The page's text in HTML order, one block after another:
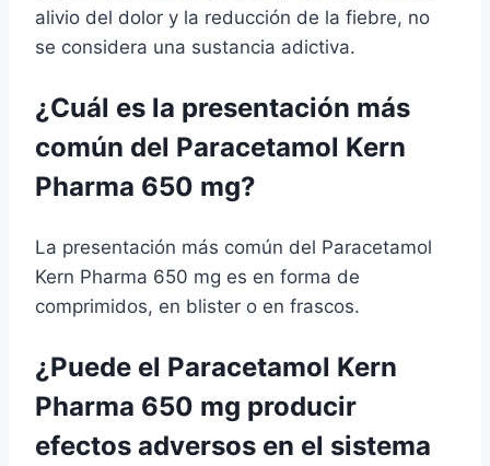
alivio del dolor y la reducción de la fiebre, no
se considera una sustancia adictiva.
¿Cuál es la presentación más
común del Paracetamol Kern
Pharma 650 mg?
La presentación más común del Paracetamol
Kern Pharma 650 mg es en forma de
comprimidos, en blister o en frascos.
¿Puede el Paracetamol Kern
Pharma 650 mg producir
efectos adversos en el sistema